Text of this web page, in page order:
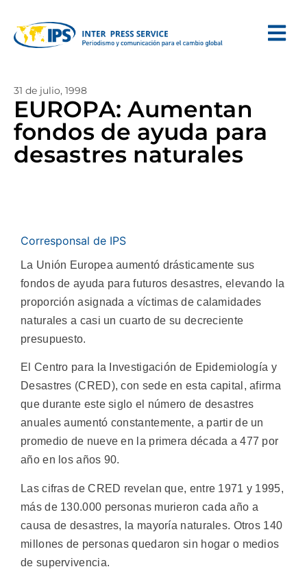
31 de julio, 1998
EUROPA: Aumentan
fondos de ayuda para
desastres naturales
Corresponsal de IPS
La Unión Europea aumentó drásticamente sus
fondos de ayuda para futuros desastres, elevando la
proporción asignada a víctimas de calamidades
naturales a casi un cuarto de su decreciente
presupuesto.
El Centro para la Investigación de Epidemiología y
Desastres (CRED), con sede en esta capital, afirma
que durante este siglo el número de desastres
anuales aumentó constantemente, a partir de un
promedio de nueve en la primera década a 477 por
año en los años 90.
Las cifras de CRED revelan que, entre 1971 y 1995,
más de 130.000 personas murieron cada año a
causa de desastres, la mayoría naturales. Otros 140
millones de personas quedaron sin hogar o medios
de supervivencia.